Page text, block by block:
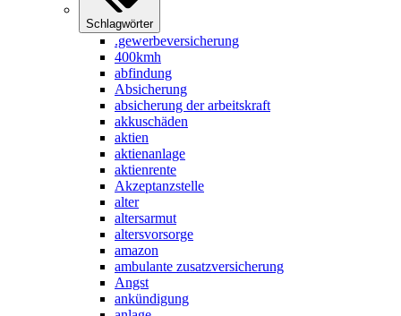
Schlagwörter
.gewerbeversicherung
400kmh
abfindung
Absicherung
absicherung der arbeitskraft
akkuschäden
aktien
aktienanlage
aktienrente
Akzeptanzstelle
alter
altersarmut
altersvorsorge
amazon
ambulante zusatzversicherung
Angst
ankündigung